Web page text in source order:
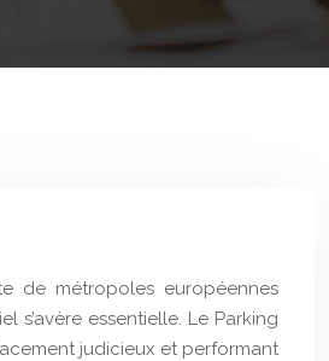
de métropoles européennes
essentielle. Le Parking
judicieux et performant